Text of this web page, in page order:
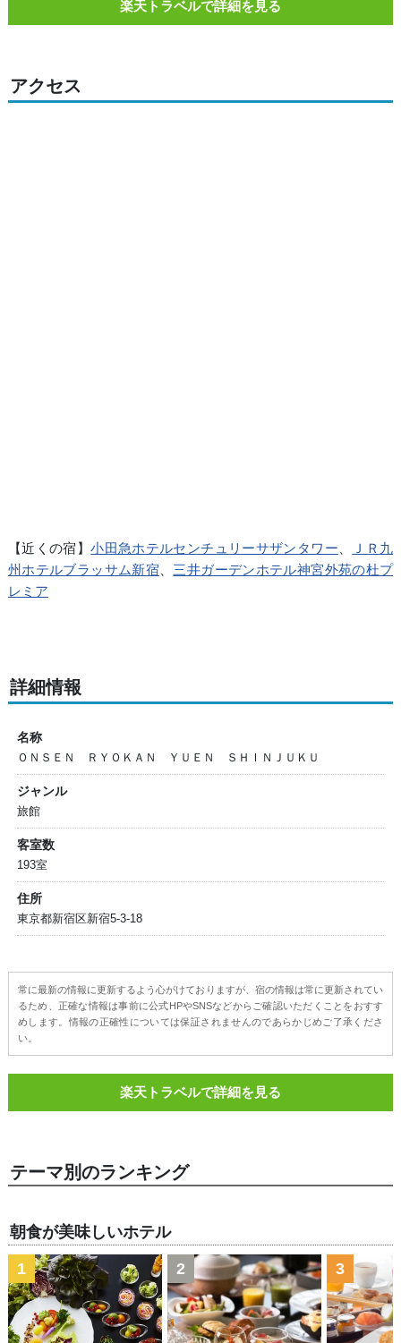
楽天トラベルで詳細を見る
アクセス
【近くの宿】小田急ホテルセンチュリーサザンタワー
ＪＲ九
州ホテルブラッサム新宿
三井ガーデンホテル神宮外苑の杜プ
レミア
詳細情報
名称
ＯＮＳＥＮ ＲＹＯＫＡＮ ＹＵＥＮ ＳＨＩＮＪＵＫＵ
ジャンル
旅館
客室数
193室
住所
東京都新宿区新宿5-3-18
常に最新の情報に更新するよう心がけておりますが、宿の情報は常に更新されてい
るため、正確な情報は事前に公式HPやSNSなどからご確認いただくことをおすす
めします。情報の正確性については保証されませんのであらかじめご了承くださ
い。
楽天トラベルで詳細を見る
テーマ別のランキング
朝食が美味しいホテル
1 2 3